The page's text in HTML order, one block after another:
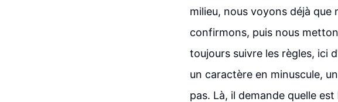
milieu, nous voyons déjà que
confirmons, puis nous
toujours suivre les règles, ici
un caractère en minuscule,
pas. Là, il demande quelle